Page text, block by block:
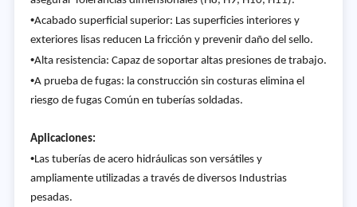
•Acabado superficial superior: Las superficies interiores y
exteriores lisas reducen La fricción y prevenir daño del sello.
•Alta resistencia: Capaz de soportar altas presiones de trabajo.
•A prueba de fugas: la construcción sin costuras elimina el
riesgo de fugas Común en tuberías soldadas.
Aplicaciones:
•Las tuberías de acero hidráulicas son versátiles y
ampliamente utilizadas a través de diversos Industrias
pesadas.